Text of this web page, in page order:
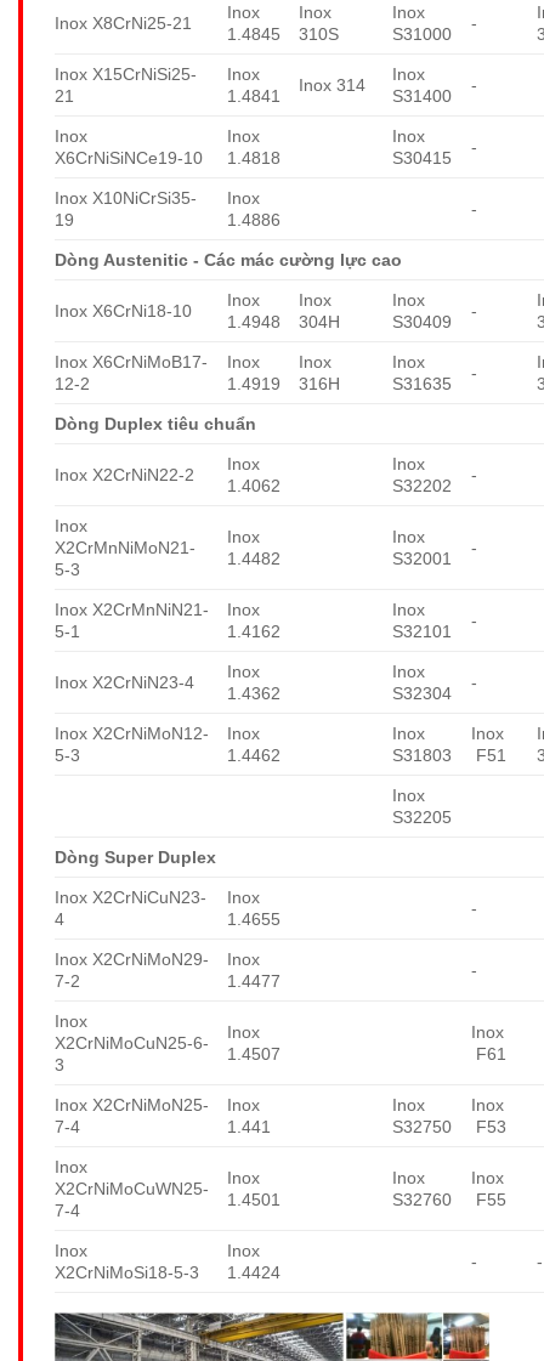
Inox X8CrNi25-21
Inox
1.4845
Inox
310S
Inox
S31000
-
Inox X15CrNiSi25-
21
Inox
1.4841
Inox 314
Inox
S31400
-
Inox
X6CrNiSiNCe19-10
Inox
1.4818
Inox
S30415
-
Inox X10NiCrSi35-
19
Inox
1.4886
-
Dòng Austenitic - Các mác cường lực cao
Inox X6CrNi18-10
Inox
1.4948
Inox
304H
Inox
S30409
-
Inox X6CrNiMoB17-
12-2
Inox
1.4919
Inox
316H
Inox
S31635
-
Dòng Duplex tiêu chuẩn
Inox X2CrNiN22-2
Inox
1.4062
Inox
S32202
-
Inox
X2CrMnNiMoN21-
5-3
Inox
1.4482
Inox
S32001
-
Inox X2CrMnNiN21-
5-1
Inox
1.4162
Inox
S32101
-
Inox X2CrNiN23-4
Inox
1.4362
Inox
S32304
-
Inox X2CrNiMoN12-
5-3
Inox
1.4462
Inox
S31803
Inox
F51
Inox
S32205
Dòng Super Duplex
Inox X2CrNiCuN23-
4
Inox
1.4655
-
Inox X2CrNiMoN29-
7-2
Inox
1.4477
-
Inox
X2CrNiMoCuN25-6-
3
Inox
1.4507
Inox
F61
Inox X2CrNiMoN25-
7-4
Inox
1.441
Inox
S32750
Inox
F53
Inox
X2CrNiMoCuWN25-
7-4
Inox
1.4501
Inox
S32760
Inox
F55
Inox
X2CrNiMoSi18-5-3
Inox
1.4424
- -